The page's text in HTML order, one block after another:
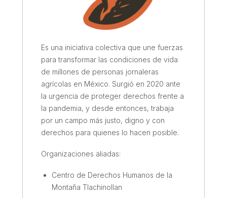
Es una iniciativa colectiva que une fuerzas
para transformar las condiciones de vida
de millones de personas jornaleras
agrícolas en México. Surgió en 2020 ante
la urgencia de proteger derechos frente a
la pandemia, y desde entonces, trabaja
por un campo más justo, digno y con
derechos para quienes lo hacen posible.
Organizaciones aliadas:
Centro de Derechos Humanos de la
Montaña Tlachinollan